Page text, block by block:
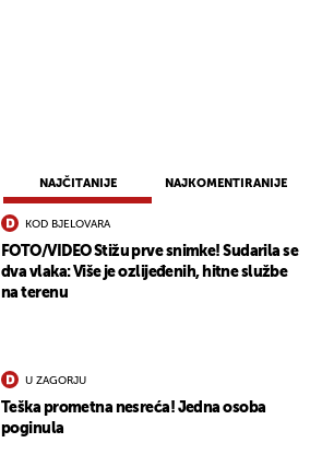
NAJČITANIJE NAJKOMENTIRANIJE
KOD BJELOVARA
FOTO/VIDEO Stižu prve snimke! Sudarila se
dva vlaka: Više je ozlijeđenih, hitne službe
na terenu
U ZAGORJU
Teška prometna nesreća! Jedna osoba
poginula